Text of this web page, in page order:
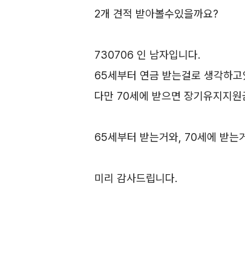
2개 견적 받아볼수있을까요?
730706 인 남자입니다.
65세부터 연금 받는걸로 생각하고
다만 70세에 받으면 장기유지지
65세부터 받는거와, 70세에 받는
미리 감사드립니다.